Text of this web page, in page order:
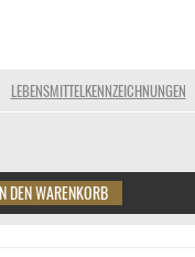
LEBENSMITTELKENNZEICHNUNGEN